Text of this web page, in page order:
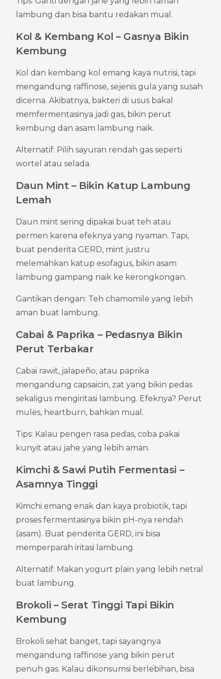
lambung dan bisa bantu redakan mual.
Kol & Kembang Kol – Gasnya Bikin
Kembung
Kol dan kembang kol emang kaya nutrisi, tapi
mengandung raffinose, sejenis gula yang susah
dicerna. Akibatnya, bakteri di usus bakal
memfermentasinya jadi gas, bikin perut
kembung dan asam lambung naik.
Alternatif: Pilih sayuran rendah gas seperti
wortel atau selada.
Daun Mint – Bikin Katup Lambung
Lemah
Daun mint sering dipakai buat teh atau
permen karena efeknya yang nyaman. Tapi,
buat penderita GERD, mint justru
melemahkan katup esofagus, bikin asam
lambung gampang naik ke kerongkongan.
Gantikan dengan: Teh chamomile yang lebih
aman buat lambung.
Cabai & Paprika – Pedasnya Bikin
Perut Terbakar
Cabai rawit, jalapeño, atau paprika
mengandung capsaicin, zat yang bikin pedas
sekaligus mengiritasi lambung. Efeknya? Perut
mules, heartburn, bahkan mual.
Tips: Kalau pengen rasa pedas, coba pakai
kunyit atau jahe yang lebih aman.
Kimchi & Sawi Putih Fermentasi –
Asamnya Tinggi
Kimchi emang enak dan kaya probiotik, tapi
proses fermentasinya bikin pH-nya rendah
(asam). Buat penderita GERD, ini bisa
memperparah iritasi lambung.
Alternatif: Makan yogurt plain yang lebih netral
buat lambung.
Brokoli – Serat Tinggi Tapi Bikin
Kembung
Brokoli sehat banget, tapi sayangnya
mengandung raffinose yang bikin perut
penuh gas. Kalau dikonsumsi berlebihan, bisa